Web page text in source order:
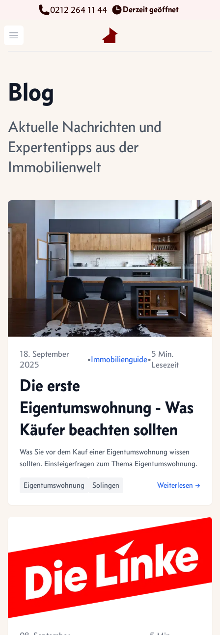
0212 264 11 44 Derzeit geöffnet
Menü öffnen Kettenbach Immobilien GmbH
Blog
Aktuelle Nachrichten und
Expertentipps aus der
Immobilienwelt
18. September
2025
•Immobilienguide•5 Min.
Lesezeit
Die erste
Eigentumswohnung - Was
Käufer beachten sollten
Was Sie vor dem Kauf einer Eigentumswohnung wissen
sollten. Einsteigerfragen zum Thema Eigentumswohnung.
Eigentumswohnung Solingen Weiterlesen →